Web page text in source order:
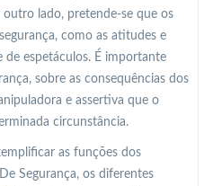
outro lado, pretende-se que os
como as atitudes e
espetáculos. É importante
sobre as consequências dos
e assertiva que o
circunstância.
as funções dos
Segurança, os diferentes